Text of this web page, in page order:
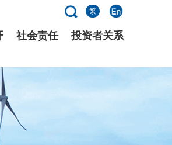
繁
社会责任 投资者关系